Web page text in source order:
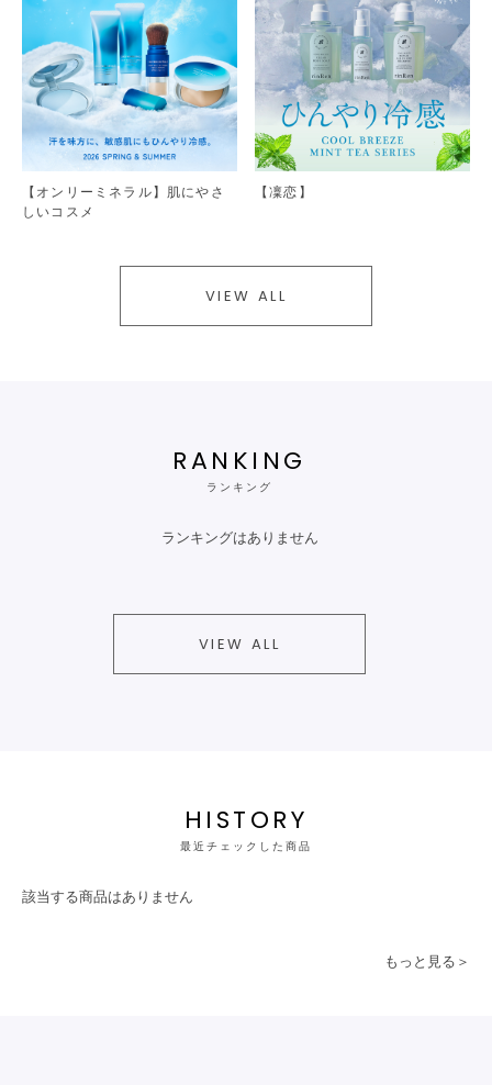
【オンリーミネラル】肌にやさ
しいコスメ
【凜恋】
VIEW ALL
RANKING
ランキング
ランキングはありません
VIEW ALL
HISTORY
最近チェックした商品
該当する商品はありません
もっと見る＞